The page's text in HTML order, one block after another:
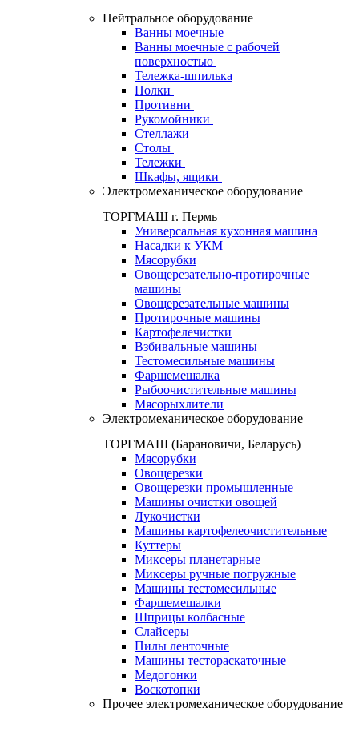
Нейтральное оборудование
Ванны моечные
Ванны моечные с рабочей
поверхностью
Тележка-шпилька
Полки
Противни
Рукомойники
Стеллажи
Столы
Тележки
Шкафы, ящики
Электромеханическое оборудование
ТОРГМАШ г. Пермь
Универсальная кухонная машина
Насадки к УКМ
Мясорубки
Овощерезательно-протирочные
машины
Овощерезательные машины
Протирочные машины
Картофелечистки
Взбивальные машины
Тестомесильные машины
Фаршемешалка
Рыбоочистительные машины
Мясорыхлители
Электромеханическое оборудование
ТОРГМАШ (Барановичи, Беларусь)
Мясорубки
Овощерезки
Овощерезки промышленные
Машины очистки овощей
Лукочистки
Машины картофелеочистительные
Куттеры
Миксеры планетарные
Миксеры ручные погружные
Машины тестомесильные
Фаршемешалки
Шприцы колбасные
Слайсеры
Пилы ленточные
Машины тестораскаточные
Медогонки
Воскотопки
Прочее электромеханическое оборудование